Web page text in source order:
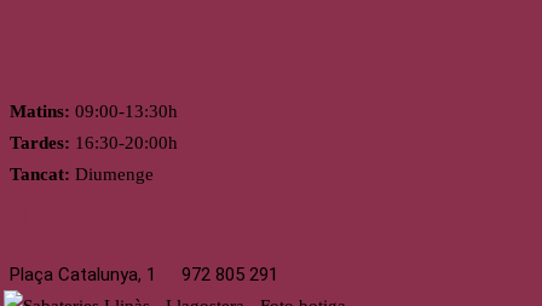
Matins: 09:00-13:30h
Tardes: 16:30-20:00h
Tancat: Diumenge
Plaça Catalunya, 1 972 805 291